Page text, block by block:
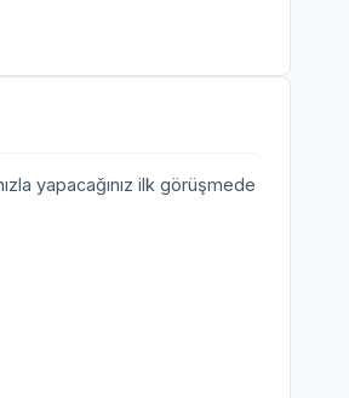
yapacağınız ilk görüşmede